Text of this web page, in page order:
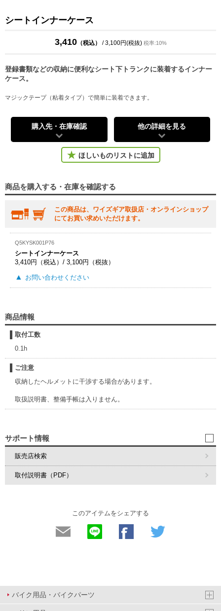
シートインナーケース
3,410（税込） / 3,100円(税抜) 税率:10%
登録書類などの収納に便利なシート下トランクに装着するインナー
ケース。
マジックテープ（粘着タイプ）で簡単に装着できます。
購入先・在庫確認 他の詳細を見る
ほしいものリストに追加
商品を購入する・在庫を確認する
この商品は、ワイズギア取扱店・オンラインショップ
にてお買い求めいただけます。
Q5KYSK001P76
シートインナーケース
3,410円（税込）/ 3,100円（税抜）
お問い合わせください
商品情報
取付工数
0.1h
ご注意
収納したヘルメットに干渉する場合があります。
取扱説明書、整備手帳は入りません。
サポート情報
販売店検索
取付説明書（PDF）
このアイテムをシェアする
バイク用品・バイクパーツ